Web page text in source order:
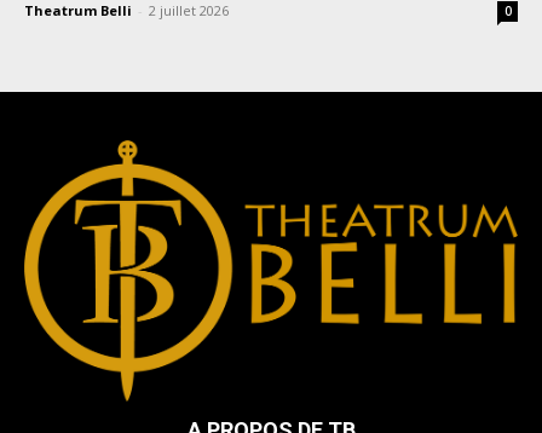
Theatrum Belli - 2 juillet 2026 0